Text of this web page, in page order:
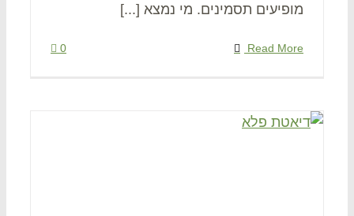
מופיעים תסמינים. מי נמצא [...]
Read More